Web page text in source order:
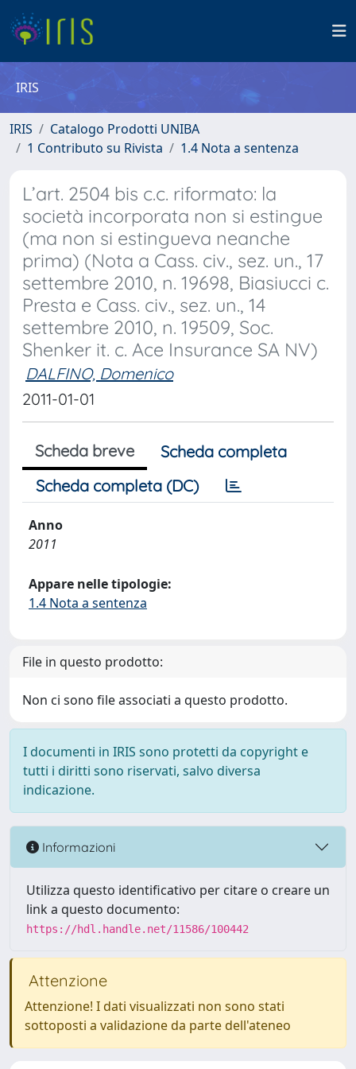
IRIS
IRIS
Catalogo Prodotti UNIBA
1 Contributo su Rivista
1.4 Nota a sentenza
L’art. 2504 bis c.c. riformato: la
società incorporata non si estingue
(ma non si estingueva neanche
prima) (Nota a Cass. civ., sez. un., 17
settembre 2010, n. 19698, Biasiucci c.
Presta e Cass. civ., sez. un., 14
settembre 2010, n. 19509, Soc.
Shenker it. c. Ace Insurance SA NV)
DALFINO, Domenico
2011-01-01
Scheda breve
Scheda completa
Scheda completa (DC)
Anno
2011
Appare nelle tipologie:
1.4 Nota a sentenza
File in questo prodotto:
Non ci sono file associati a questo prodotto.
I documenti in IRIS sono protetti da copyright e
tutti i diritti sono riservati, salvo diversa
indicazione.
Informazioni
Utilizza questo identificativo per citare o creare un
link a questo documento:
https://hdl.handle.net/11586/100442
Attenzione
Attenzione! I dati visualizzati non sono stati
sottoposti a validazione da parte dell'ateneo